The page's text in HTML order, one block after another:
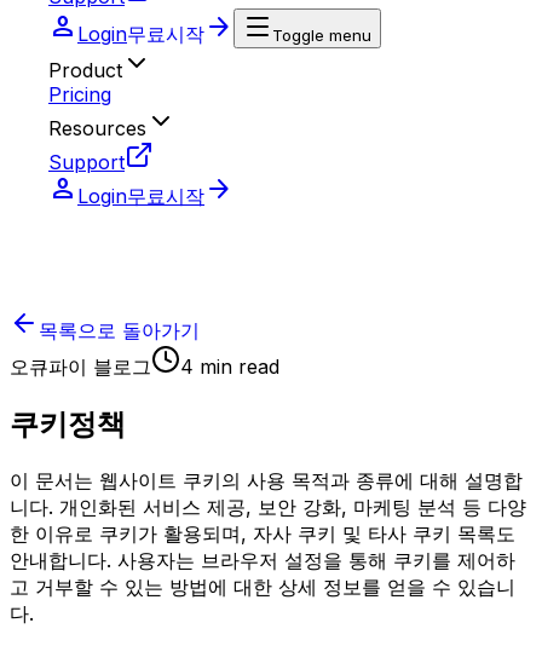
person Login무료시작 arrow_forward Toggle menu
Product
Pricing
Resources
Support
person Login무료시작 arrow_forward
목록으로 돌아가기
오큐파이 블로그
4 min read
쿠키정책
이 문서는 웹사이트 쿠키의 사용 목적과 종류에 대해 설명합
니다. 개인화된 서비스 제공, 보안 강화, 마케팅 분석 등 다양
한 이유로 쿠키가 활용되며, 자사 쿠키 및 타사 쿠키 목록도
안내합니다. 사용자는 브라우저 설정을 통해 쿠키를 제어하
고 거부할 수 있는 방법에 대한 상세 정보를 얻을 수 있습니
다.